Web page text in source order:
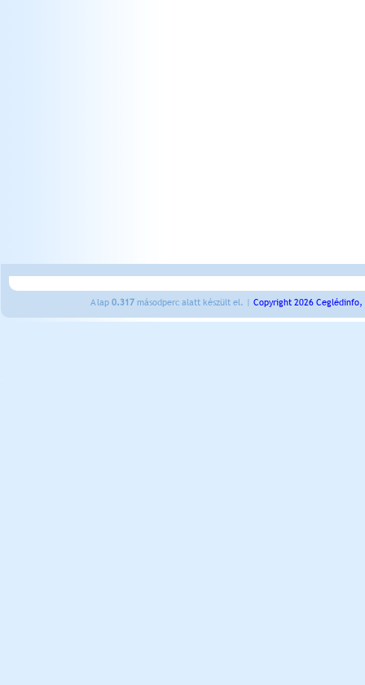
A lap 0.317 másodperc alatt készült el. | Copyright 2026